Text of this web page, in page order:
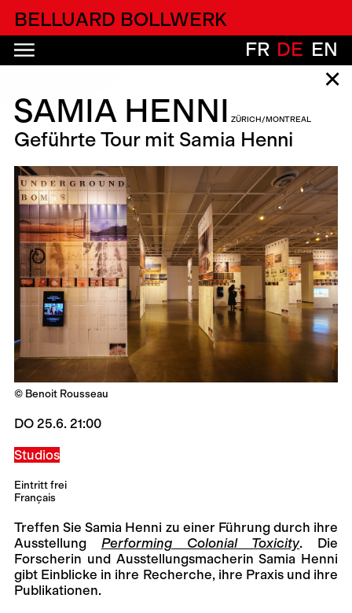
BELLUARD BOLLWERK
FR DE EN
✕
© Benoit Rousseau
SAMIA HENNI ZÜRICH/MONTREAL
Geführte Tour mit Samia Henni
Treffen Sie Samia Henni zu einer Führung durch ihre
Ausstellung Performing Colonial Toxicity. Die
Forscherin und Ausstellungsmacherin Samia Henni
gibt Einblicke in ihre Recherche, ihre Praxis und ihre
Publikationen.
DO 25.6. 21:00
Studios
Eintritt frei
Français